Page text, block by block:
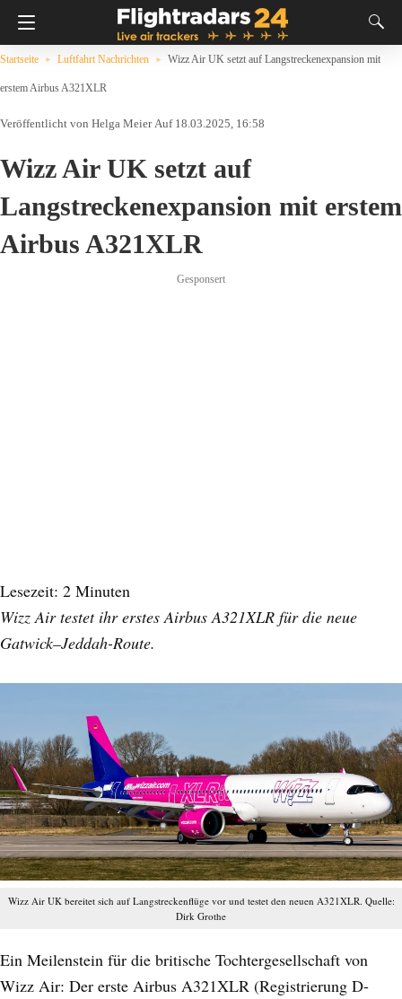
Startseite Luftfahrt Nachrichten Wizz Air UK setzt auf Langstreckenexpansion mit
erstem Airbus A321XLR
Helga Meier Auf 18.03.2025, 16:58
Wizz Air UK setzt auf
Langstreckenexpansion mit erstem
Airbus A321XLR
Gesponsert
Lesezeit: 2 Minuten
Wizz Air testet ihr erstes Airbus A321XLR für die neue
Gatwick–Jeddah-Route.
Wizz Air UK bereitet sich auf Langstreckenflüge vor und testet den neuen A321XLR. Quelle:
Dirk Grothe
Ein Meilenstein für die britische Tochtergesellschaft von
Wizz Air: Der erste Airbus A321XLR (Registrierung D-